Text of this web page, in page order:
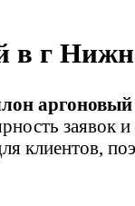
в г
аргоновый
заявок
клиентов,